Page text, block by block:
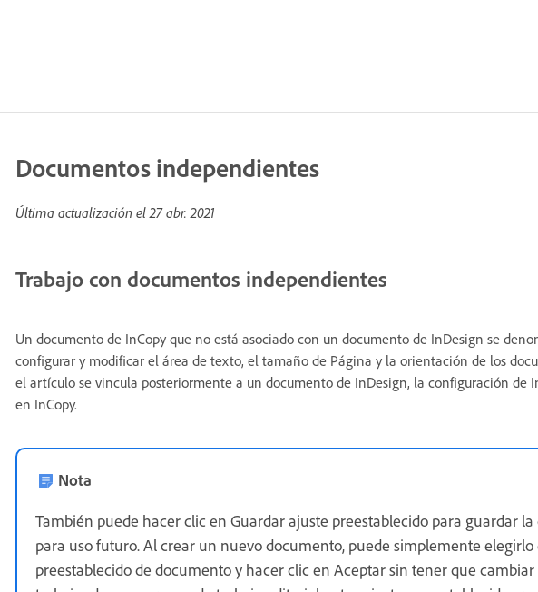
Documentos independientes
Última actualización el27 abr. 2021
Trabajo con documentos independientes
Un documento de InCopy que no está asociado con un documento de InDesign se
configurar y modificar el área de texto, el tamaño de Página y la orientación de los
el artículo se vincula posteriormente a un documento de InDesign, la configuración de
en InCopy.
Nota
También puede hacer clic en Guardar ajuste preestablecido para guardar
para uso futuro. Al crear un nuevo documento, puede simplemente
preestablecido de documento y hacer clic en Aceptar sin tener que